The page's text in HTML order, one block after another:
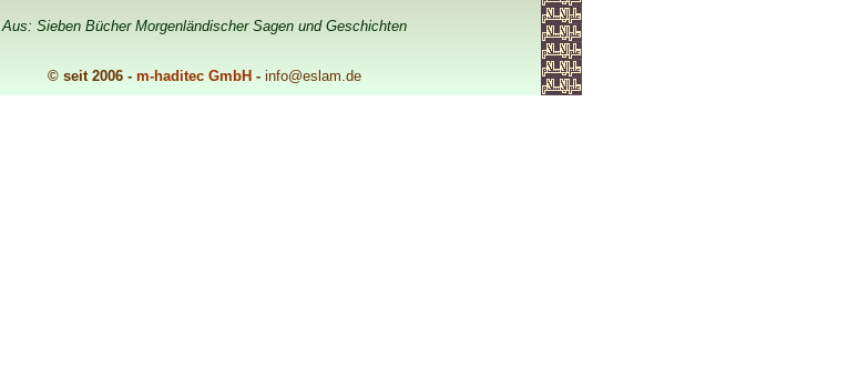
Aus: Sieben Bücher Morgenländischer Sagen und Geschichten
© seit 2006 - m-haditec GmbH - info@eslam.de